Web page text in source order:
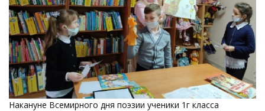
Накануне Всемирного дня поэзии ученики 1г класса